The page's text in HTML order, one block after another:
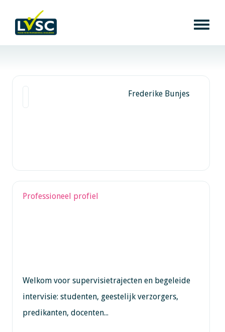
Frederike Bunjes
Professioneel profiel
Welkom voor supervisietrajecten en begeleide
intervisie: studenten, geestelijk verzorgers,
predikanten, docenten...